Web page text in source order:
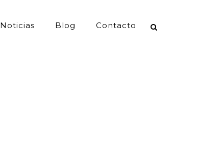
Noticias Blog Contacto